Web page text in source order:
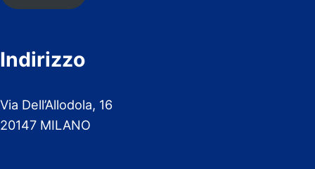
Indirizzo
Via Dell’Allodola, 16
20147 MILANO